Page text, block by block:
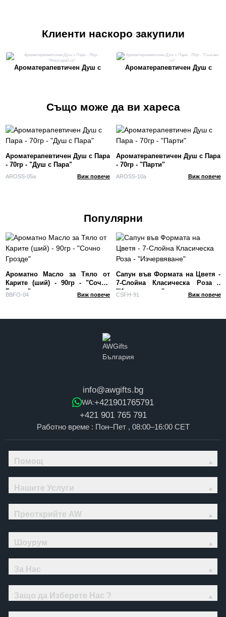
Клиенти наскоро закупили
Ароматерапевтичен Душ с
Ароматерапевтичен Душ с
Също може да ви хареса
Ароматерапевтичен Душ с Пара
- 70гр - "Душ с Пара"
AROSS-05a Виж повече
Ароматерапевтичен Душ с Пара
- 70гр - "Парти"
AROSS-10a Виж повече
Популярни
Ароматно Масло за Тяло от
Карите (ший) - 90гр - "Сочно
Грозде"
BBFO-04 Виж повече
Сапун във Формата на Цветя -
7-Слойна Класическа Роза -
"Изчервяване"
CSFH-91 Виж повече
info@awgifts.bg
WA:+421901765791
+421 901 765 791
Работно време : Пон–Пет , 08:00–16:00 CET
Помощ
Нашите Услуги
Преоткрийте AW
Шоурум
За Нас
Защо да Изберете Нас ?